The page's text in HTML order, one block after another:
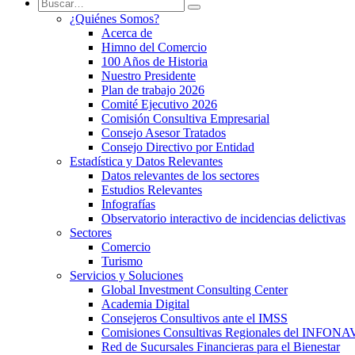
¿Quiénes Somos?
Acerca de
Himno del Comercio
100 Años de Historia
Nuestro Presidente
Plan de trabajo 2026
Comité Ejecutivo 2026
Comisión Consultiva Empresarial
Consejo Asesor Tratados
Consejo Directivo por Entidad
Estadística y Datos Relevantes
Datos relevantes de los sectores
Estudios Relevantes
Infografías
Observatorio interactivo de incidencias delictivas
Sectores
Comercio
Turismo
Servicios y Soluciones
Global Investment Consulting Center
Academia Digital
Consejeros Consultivos ante el IMSS
Comisiones Consultivas Regionales del
Red de Sucursales Financieras para el Bienestar